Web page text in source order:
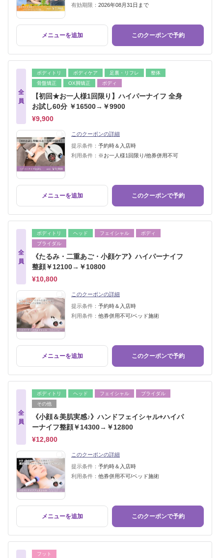
有効期限： 2026年08月31日まで
メニューを追加 このクーポンで予約
全
員
ボディトリ ボディケア 足裏・リフレ
整体
骨盤矯正
OX脚矯正 ボディ
【初回★お一人様1回限り】ハイパーナイフ 全身
お試し60分 ￥16500→￥9900
¥9,900
このクーポンの詳細
提示条件： 予約時＆入店時
利用条件： ※お一人様1回限り/他券併用不可
メニューを追加 このクーポンで予約
全
員
ボディトリ ヘッド フェイシャル
ボディ
ブライダル
《たるみ・二重あご・小顔ケア》ハイパーナイフ
整顔￥12100→￥10800
¥10,800
このクーポンの詳細
提示条件： 予約時＆入店時
利用条件： 他券併用不可/ベッド施術
メニューを追加 このクーポンで予約
全
員
ボディトリ ヘッド フェイシャル
ブライダル
その他
《小顔＆美肌実感♪》ハンドフェイシャル+ハイパ
ーナイフ整顔￥14300→￥12800
¥12,800
このクーポンの詳細
提示条件： 予約時＆入店時
利用条件： 他券併用不可/ベッド施術
メニューを追加 このクーポンで予約
フット